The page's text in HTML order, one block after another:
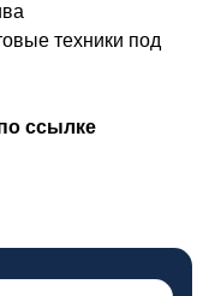
техники под
ссылке